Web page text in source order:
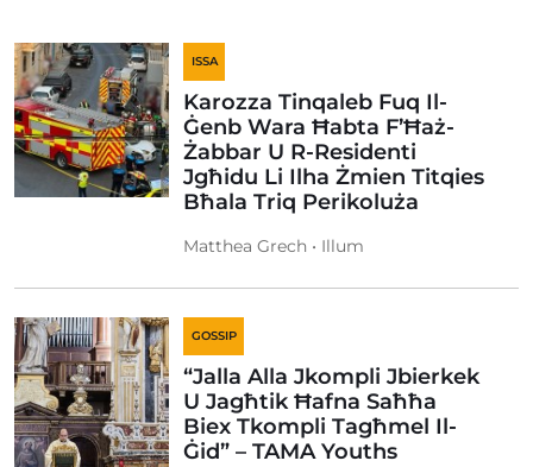
ISSA
Karozza Tinqaleb Fuq Il-
Ġenb Wara Ħabta F’Ħaż-
Żabbar U R-Residenti
Jgħidu Li Ilha Żmien Titqies
Bħala Triq Perikoluża
Matthea Grech • Illum
GOSSIP
“Jalla Alla Jkompli Jbierkek
U Jagħtik Ħafna Saħħa
Biex Tkompli Tagħmel Il-
Ġid” – TAMA Youths